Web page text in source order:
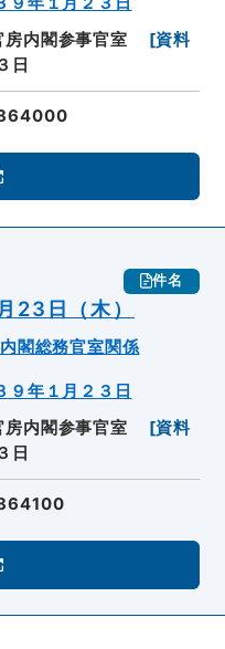
房内閣参事官室 [資料
日
件名
23日（木）
内閣総務官室関係
９年１月２３日
房内閣参事官室 [資料
日